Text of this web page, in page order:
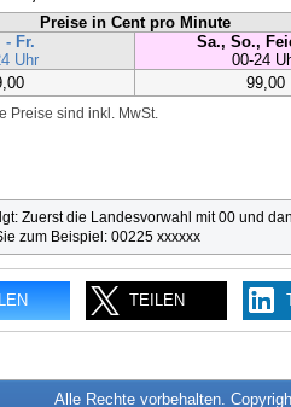
Preise in Cent pro Minute
- Fr.
Uhr
Sa., So.,
00-24
99,00
Preise sind inkl. MwSt.
Zuerst die Landesvorwahl mit 00 und
zum Beispiel: 00225 xxxxxx
TEILEN
Alle Rechte vorbehalten.